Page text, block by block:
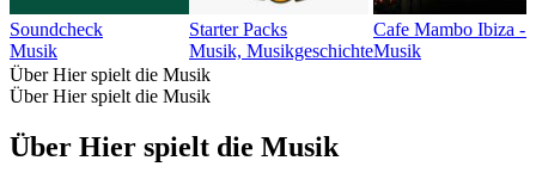
Soundcheck
Musik
Starter Packs
Musik, Musikgeschichte
Cafe Mambo Ibiza -
Musik
Über Hier spielt die Musik
Über Hier spielt die Musik
Über Hier spielt die Musik